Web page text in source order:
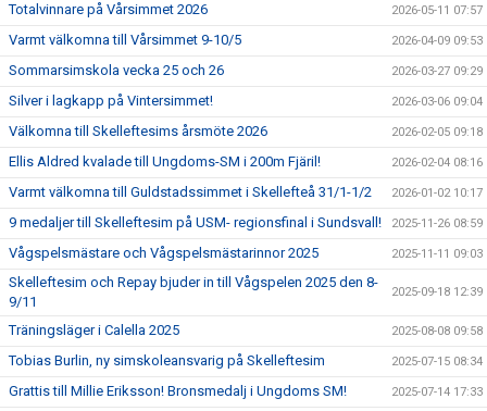
Totalvinnare på Vårsimmet 2026 2026-05-11 07:57
Varmt välkomna till Vårsimmet 9-10/5 2026-04-09 09:53
Sommarsimskola vecka 25 och 26 2026-03-27 09:29
Silver i lagkapp på Vintersimmet! 2026-03-06 09:04
Välkomna till Skelleftesims årsmöte 2026 2026-02-05 09:18
Ellis Aldred kvalade till Ungdoms-SM i 200m Fjäril! 2026-02-04 08:16
Varmt välkomna till Guldstadssimmet i Skellefteå 31/1-1/2 2026-01-02 10:17
9 medaljer till Skelleftesim på USM- regionsfinal i Sundsvall! 2025-11-26 08:59
Vågspelsmästare och Vågspelsmästarinnor 2025 2025-11-11 09:03
Skelleftesim och Repay bjuder in till Vågspelen 2025 den 8-
9/11
2025-09-18 12:39
Träningsläger i Calella 2025 2025-08-08 09:58
Tobias Burlin, ny simskoleansvarig på Skelleftesim 2025-07-15 08:34
Grattis till Millie Eriksson! Bronsmedalj i Ungdoms SM! 2025-07-14 17:33